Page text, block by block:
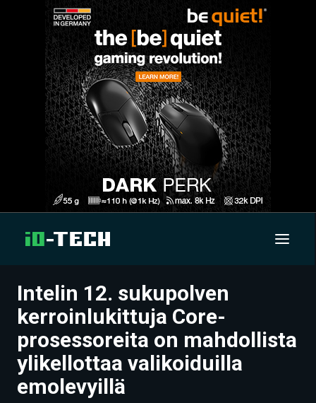
UUTISET
ARTIKKELIT
VIDEOT
TECHBBS
Intelin 12. sukupolven
kerroinlukittuja Core-
prosessoreita on mahdollista
ylikellottaa valikoiduilla
emolevyillä